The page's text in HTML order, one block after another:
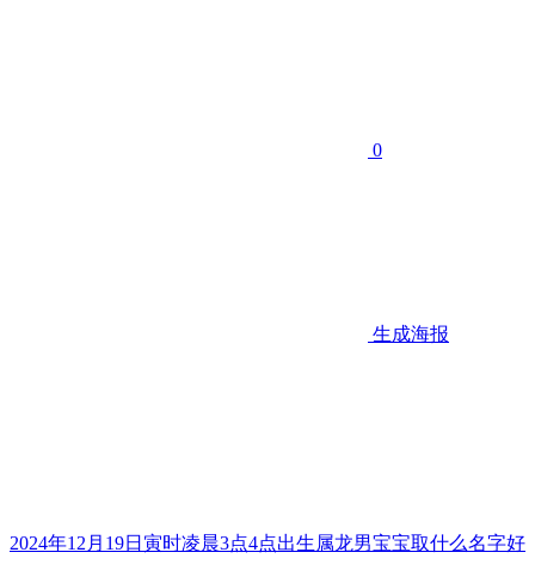
0
生成海报
2024年12月19日寅时凌晨3点4点出生属龙男宝宝取什么名字好